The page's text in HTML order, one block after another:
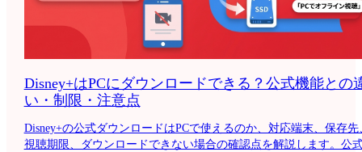
Disney+はPCにダウンロードできる？公式機能との
い・制限・注意点
Disney+の公式ダウンロードはPCで使えるのか、対応端末、保存先
視聴期限、ダウンロードできない場合の確認点を解説します。公